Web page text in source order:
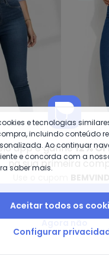
Sawary
Up
semjuros
Sawary
R$
ou5x
-30%
app e ganhe12%
na sua primeira
e tecnologias
incluindo conteúdo
Ao continuar
e concorda com a
saber mais.
Aceitar todos os
Configurar